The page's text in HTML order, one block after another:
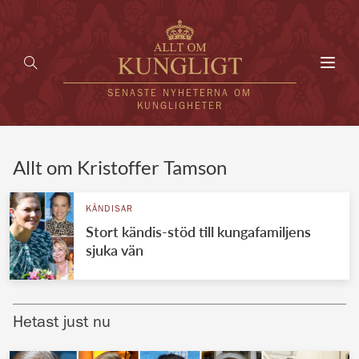
SENASTE NYHETERNA OM
KUNGLIGHETER
UTLÄNDSKT
VÄRLDENS KUNGAHUS
Brittiska kungahuset
Allt om Kristoffer Tamson
KÄNDISAR
Stort kändis-stöd till kungafamiljens
sjuka vän
Hetast just nu